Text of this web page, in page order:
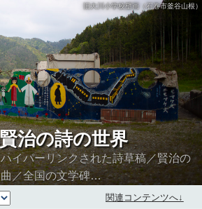
旧大川小学校壁画（石巻市釜谷山根）
治の詩の世界
イパーリンクされた詩草稿／賢治の
／全国の文学碑…
関連コンテンツへ↓